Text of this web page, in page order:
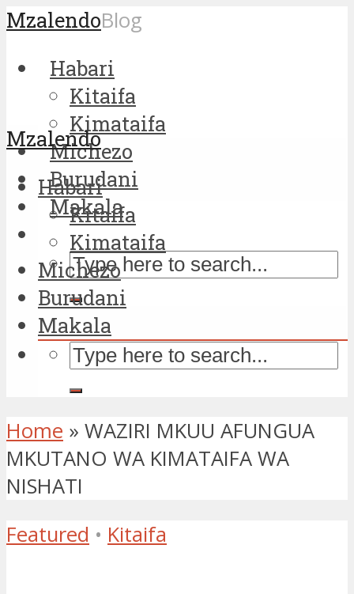
MzalendoBlog
Habari
Kitaifa
Kimataifa
Michezo
Burudani
Makala
Mzalendo
Habari
Kitaifa
Kimataifa
Michezo
Burudani
Makala
Home » WAZIRI MKUU AFUNGUA
MKUTANO WA KIMATAIFA WA
NISHATI
Featured • Kitaifa